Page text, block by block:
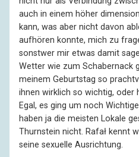
auch in einem höher
kann, was aber nicht davon
aufhören konnte, mich zu
sonstwer mir etwas damit
Wetter wie zum Schabernack
meinem Geburtstag so
ihnen wirklich so wichtig, oder
Egal, es ging um noch
haben ja die meisten Lokale
Thurnstein nicht. Rafał kennt
seine sexuelle Ausrichtung.